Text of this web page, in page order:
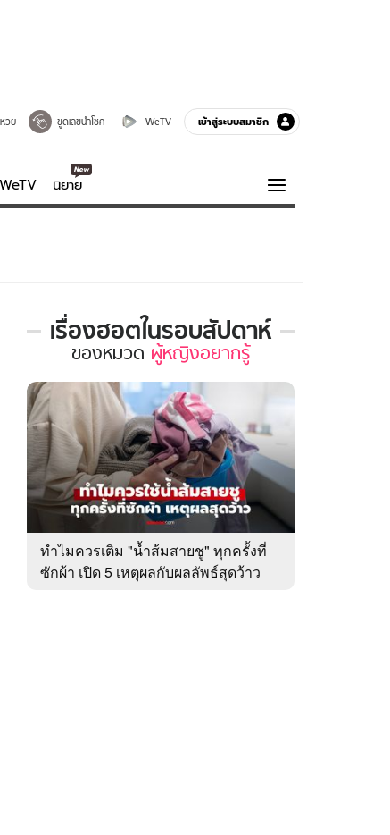
วย ขูดเลขนำโชค WeTV เข้าสู่ระบบสมาชิก
นิยาย
เรื่องฮอตในรอบสัปดาห์
เรื่อง
ใน
รอบ
สัปดาห์
ของ
หมวด
ผู้
หญิง
อยาก
ของหมวด ผู้หญิงอยากรู้
ทำไมควรเติม "น้ำส้มสายชู" ทุกครั้งที่
ซักผ้า เปิด 5 เหตุผลกับผลลัพธ์สุดว้าว